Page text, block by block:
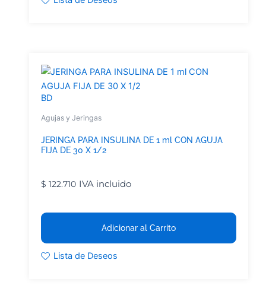
BD
Agujas y Jeringas
JERINGA PARA INSULINA DE 1 ml CON AGUJA
FIJA DE 30 X 1/2
$ 122.710 IVA incluido
Adicionar al Carrito
Lista de Deseos